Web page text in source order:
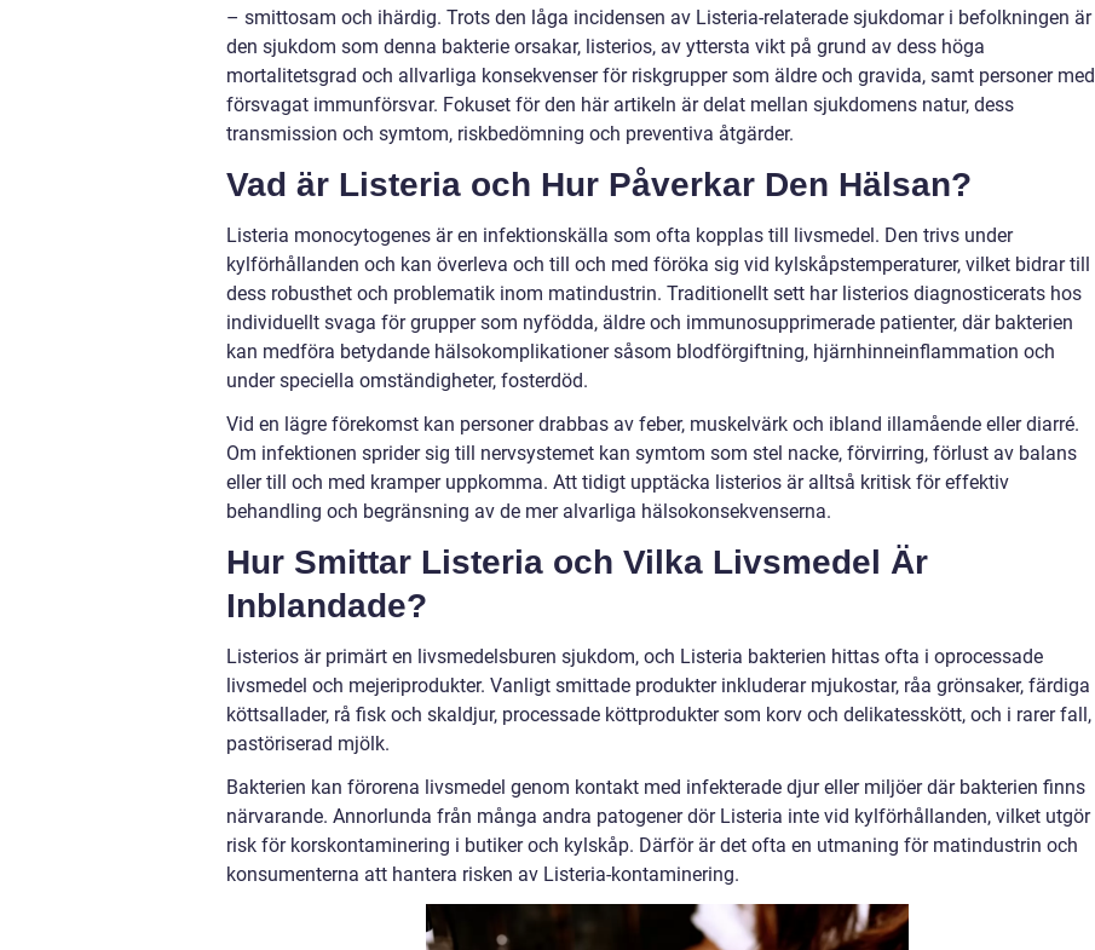
– smittosam och ihärdig. Trots den låga incidensen av Listeria-relaterade sjukdomar i befolkningen är
den sjukdom som denna bakterie orsakar, listerios, av yttersta vikt på grund av dess höga
mortalitetsgrad och allvarliga konsekvenser för riskgrupper som äldre och gravida, samt personer med
försvagat immunförsvar. Fokuset för den här artikeln är delat mellan sjukdomens natur, dess
transmission och symtom, riskbedömning och preventiva åtgärder.
Vad är Listeria och Hur Påverkar Den Hälsan?
Listeria monocytogenes är en infektionskälla som ofta kopplas till livsmedel. Den trivs under
kylförhållanden och kan överleva och till och med föröka sig vid kylskåpstemperaturer, vilket bidrar till
dess robusthet och problematik inom matindustrin. Traditionellt sett har listerios diagnosticerats hos
individuellt svaga för grupper som nyfödda, äldre och immunosupprimerade patienter, där bakterien
kan medföra betydande hälsokomplikationer såsom blodförgiftning, hjärnhinneinflammation och
under speciella omständigheter, fosterdöd.
Vid en lägre förekomst kan personer drabbas av feber, muskelvärk och ibland illamående eller diarré.
Om infektionen sprider sig till nervsystemet kan symtom som stel nacke, förvirring, förlust av balans
eller till och med kramper uppkomma. Att tidigt upptäcka listerios är alltså kritisk för effektiv
behandling och begränsning av de mer alvarliga hälsokonsekvenserna.
Hur Smittar Listeria och Vilka Livsmedel Är
Inblandade?
Listerios är primärt en livsmedelsburen sjukdom, och Listeria bakterien hittas ofta i oprocessade
livsmedel och mejeriprodukter. Vanligt smittade produkter inkluderar mjukostar, råa grönsaker, färdiga
köttsallader, rå fisk och skaldjur, processade köttprodukter som korv och delikatesskött, och i rarer fall,
pastöriserad mjölk.
Bakterien kan förorena livsmedel genom kontakt med infekterade djur eller miljöer där bakterien finns
närvarande. Annorlunda från många andra patogener dör Listeria inte vid kylförhållanden, vilket utgör
risk för korskontaminering i butiker och kylskåp. Därför är det ofta en utmaning för matindustrin och
konsumenterna att hantera risken av Listeria-kontaminering.